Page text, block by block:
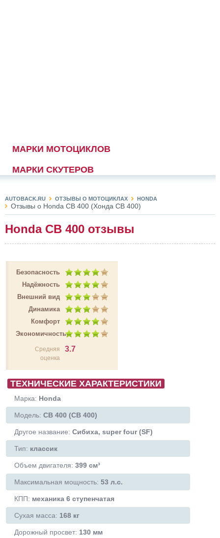
МАРКИ МОТОЦИКЛОВ
МАРКИ СКУТЕРОВ
AUTOBACK.RU ОТЗЫВЫ О МОТОЦИКЛАХ HONDA
Отзывы о Honda CB 400 (Хонда СВ 400)
Honda CB 400 отзывы
Безопасность
Надёжность
Внешний вид
Динамика
Комфорт
Экономичность
Средняя
оценка
3.7
ТЕХНИЧЕСКИЕ ХАРАКТЕРИСТИКИ
Марка: Honda
Модель: CB 400 (СВ 400)
Другое название: Сибиха, super four (SF)
Тип: классик
Объем двигателя: 399 см³
Максимальная мощность: 53 л.с.
КПП: механика 6 ступенчатая
Сухая масса: 168 кг
Дорожный просвет: 130 мм